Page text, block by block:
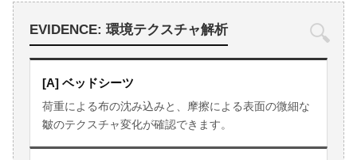
🔍
EVIDENCE: 環境テクスチャ解析
[A] ベッドシーツ
荷重による布の沈み込みと、摩擦による表面の微細な
皺のテクスチャ変化が確認できます。